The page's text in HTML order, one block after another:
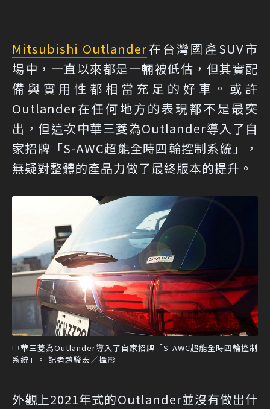
Mitsubishi Outlander在台灣國產SUV市
場中，一直以來都是一輛被低估，但其實配
備與實用性都相當充足的好車。或許
Outlander在任何地方的表現都不是最突
出，但這次中華三菱為Outlander導入了自
家招牌「S-AWC超能全時四輪控制系統」，
無疑對整體的產品力做了最終版本的提升。
中華三菱為Outlander導入了自家招牌「S-AWC超能全時四輪控制
系統」。 記者趙駿宏／攝影
外觀上2021年式的Outlander並沒有做出什